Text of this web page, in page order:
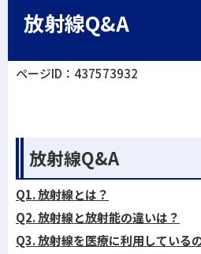
放射線Q&A
ページID：437573932
放射線Q&A
Q1.放射線とは？
Q2.放射線と放射能の違いは？
Q3.放射線を医療に利用している